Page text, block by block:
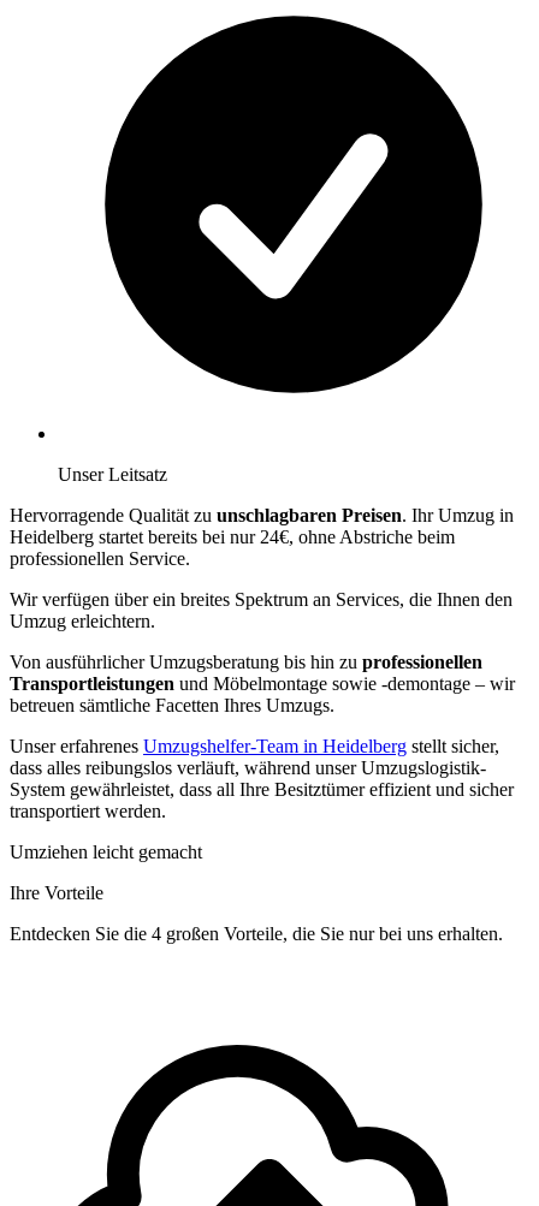
Unser Leitsatz
Hervorragende Qualität zu unschlagbaren Preisen. Ihr Umzug in
Heidelberg startet bereits bei nur 24€, ohne Abstriche beim
professionellen Service.
Wir verfügen über ein breites Spektrum an Services, die Ihnen den
Umzug erleichtern.
Von ausführlicher Umzugsberatung bis hin zu professionellen
Transportleistungen und Möbelmontage sowie -demontage – wir
betreuen sämtliche Facetten Ihres Umzugs.
Unser erfahrenes Umzugshelfer-Team in Heidelberg stellt sicher,
dass alles reibungslos verläuft, während unser Umzugslogistik-
System gewährleistet, dass all Ihre Besitztümer effizient und sicher
transportiert werden.
Umziehen leicht gemacht
Ihre Vorteile
Entdecken Sie die 4 großen Vorteile, die Sie nur bei uns erhalten.